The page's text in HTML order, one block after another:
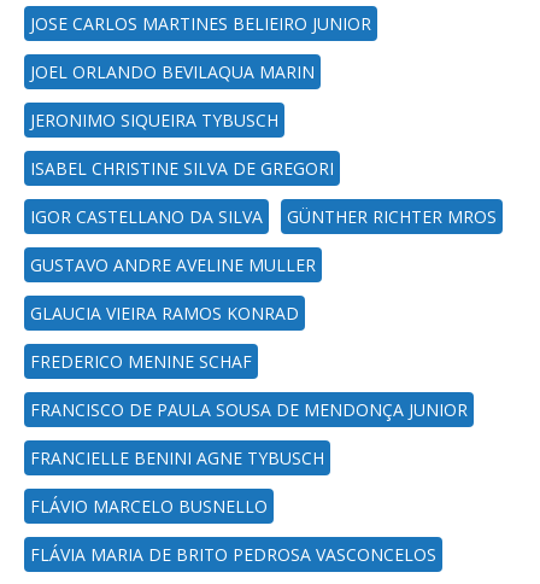
JOSE CARLOS MARTINES BELIEIRO JUNIOR
JOEL ORLANDO BEVILAQUA MARIN
JERONIMO SIQUEIRA TYBUSCH
ISABEL CHRISTINE SILVA DE GREGORI
IGOR CASTELLANO DA SILVA GÜNTHER RICHTER MROS
GUSTAVO ANDRE AVELINE MULLER
GLAUCIA VIEIRA RAMOS KONRAD
FREDERICO MENINE SCHAF
FRANCISCO DE PAULA SOUSA DE MENDONÇA JUNIOR
FRANCIELLE BENINI AGNE TYBUSCH
FLÁVIO MARCELO BUSNELLO
FLÁVIA MARIA DE BRITO PEDROSA VASCONCELOS